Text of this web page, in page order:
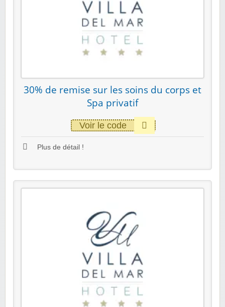
30% de remise sur les soins du corps et
Spa privatif
Voir le code
Plus de détail !